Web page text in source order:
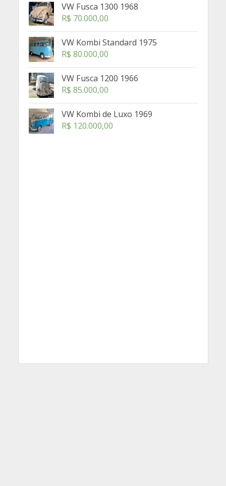
VW Fusca 1300 1968
R$ 70.000,00
VW Kombi Standard 1975
R$ 80.000,00
VW Fusca 1200 1966
R$ 85.000,00
VW Kombi de Luxo 1969
R$ 120.000,00